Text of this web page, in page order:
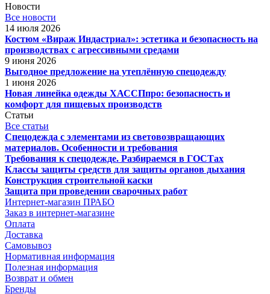
Новости
Все новости
14 июля 2026
Костюм «Вираж Индастриал»: эстетика и безопасность на
производствах с агрессивными средами
9 июня 2026
Выгодное предложение на утеплённую спецодежду
1 июня 2026
Новая линейка одежды ХАССПпро: безопасность и
комфорт для пищевых производств
Статьи
Все статьи
Спецодежда с элементами из световозвращающих
материалов. Особенности и требования
Требования к спецодежде. Разбираемся в ГОСТах
Классы защиты средств для защиты органов дыхания
Конструкция строительной каски
Защита при проведении сварочных работ
Интернет-магазин ПРАБО
Заказ в интернет-магазине
Оплата
Доставка
Самовывоз
Нормативная информация
Полезная информация
Возврат и обмен
Бренды